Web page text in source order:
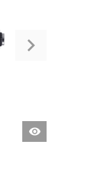
VISTA
RÁPIDA